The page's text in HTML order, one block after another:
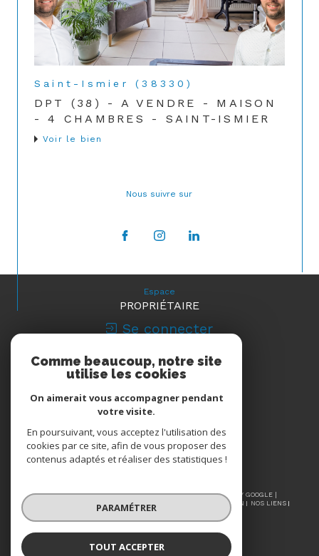
Saint-Ismier (38330)
DPT (38) - A VENDRE - MAISON
- 4 CHAMBRES - SAINT-ISMIER
Voir le bien
Nous suivre sur
Espace
PROPRIÉTAIRE
Se connecter
Nous
ADHÉRONS
© 2026 | TOUS DROITS RÉSERVÉS | TRADUCTION POWERED BY GOOGLE |
PLAN DU SITE MENTIONS LÉGALES ADMIN
NOS LIENS
POLITIQUE RGPD
Comme beaucoup, notre site
utilise les cookies
On aimerait vous accompagner pendant
votre visite.
En poursuivant, vous acceptez l'utilisation des
cookies par ce site, afin de vous proposer des
contenus adaptés et réaliser des statistiques !
PARAMÉTRER
TOUT ACCEPTER